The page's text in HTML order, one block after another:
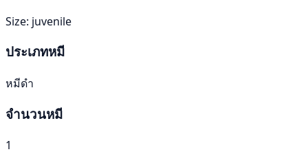
Size: juvenile
ประเภทหมี
หมีดำ
จำนวนหมี
1